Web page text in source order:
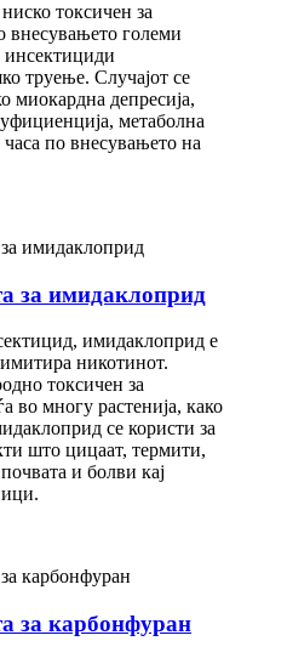
токсичен за
внесувањето големи
труење. Случајот се
миокардна депресија,
метаболна
по внесувањето на
за имидаклоприд
имидаклоприд е
никотинот.
токсичен за
во многу растенија, како
се користи за
што цицаат, термити,
и болви кај
за карбонфуран